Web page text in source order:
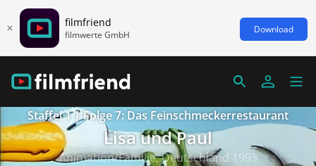
filmfriend
filmwerte GmbH Download
Staffel 1 | Folge 7: Das Feinschmeckerrestaurant
Lisa und Paul
Animation/Familie, Deutschland 1993